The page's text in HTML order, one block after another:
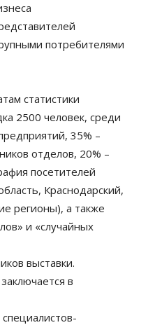
потребителями
статистики
2500 человек, среди
35% –
отделов, 20% –
посетителей
Краснодарский,
регионы), а также
и «случайных
выставки.
в